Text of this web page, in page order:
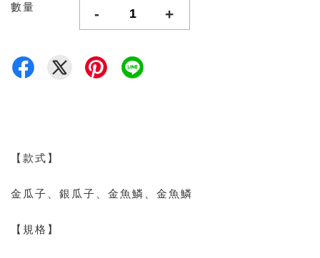
數量 - +
【款式】
金瓜子、銀瓜子、金魚鱗、金魚鱗
【規格】